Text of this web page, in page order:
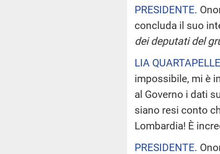
PRESIDENTE.
concluda il suo
dei deputati del
LIA
impossibile, mi è
al Governo i dati
siano resi conto
Lombardia! È
PRESIDENTE.